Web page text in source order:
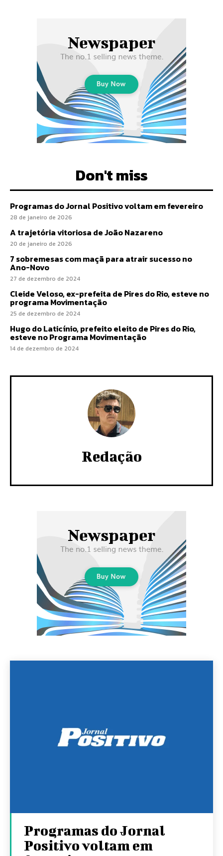
Don't miss
Programas do Jornal Positivo voltam em fevereiro
28 de janeiro de 2026
A trajetória vitoriosa de João Nazareno
20 de janeiro de 2026
7 sobremesas com maçã para atrair sucesso no
Ano-Novo
27 de dezembro de 2024
Cleide Veloso, ex-prefeita de Pires do Rio, esteve no
programa Movimentação
25 de dezembro de 2024
Hugo do Laticínio, prefeito eleito de Pires do Rio,
esteve no Programa Movimentação
14 de dezembro de 2024
Redação
Programas do Jornal
Positivo voltam em